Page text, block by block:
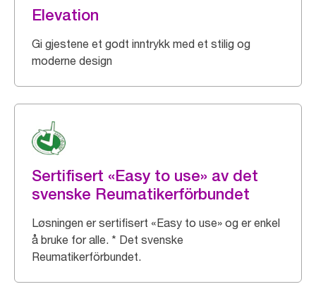
Elevation
Gi gjestene et godt inntrykk med et stilig og
moderne design
Sertifisert «Easy to use» av det
svenske Reumatikerförbundet
Løsningen er sertifisert «Easy to use» og er enkel
å bruke for alle. * Det svenske
Reumatikerförbundet.